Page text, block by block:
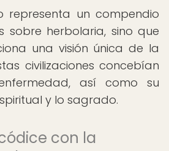
representa un compendio
sobre herbolaria, sino que
una visión única de la
civilizaciones concebían
así como su
y lo sagrado.
con la